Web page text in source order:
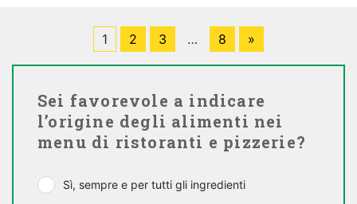
1 2 3 … 8 »
Sei favorevole a indicare
l’origine degli alimenti nei
menu di ristoranti e pizzerie?
Sì, sempre e per tutti gli ingredienti